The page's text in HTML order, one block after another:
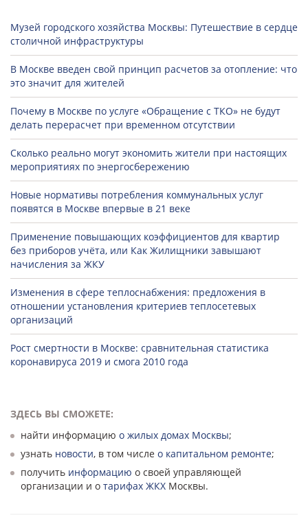
Музей городского хозяйства Москвы: Путешествие в сердце
столичной инфраструктуры
В Москве введен свой принцип расчетов за отопление: что
это значит для жителей
Почему в Москве по услуге «Обращение с ТКО» не будут
делать перерасчет при временном отсутствии
Сколько реально могут экономить жители при настоящих
мероприятиях по энергосбережению
Новые нормативы потребления коммунальных услуг
появятся в Москве впервые в 21 веке
Применение повышающих коэффициентов для квартир
без приборов учёта, или Как Жилищники завышают
начисления за ЖКУ
Изменения в сфере теплоснабжения: предложения в
отношении установления критериев теплосетевых
организаций
Рост смертности в Москве: сравнительная статистика
коронавируса 2019 и смога 2010 года
ЗДЕСЬ ВЫ СМОЖЕТЕ:
найти информацию о жилых домах Москвы;
узнать новости, в том числе о капитальном ремонте;
получить информацию о своей управляющей
организации и о тарифах ЖКХ Москвы.